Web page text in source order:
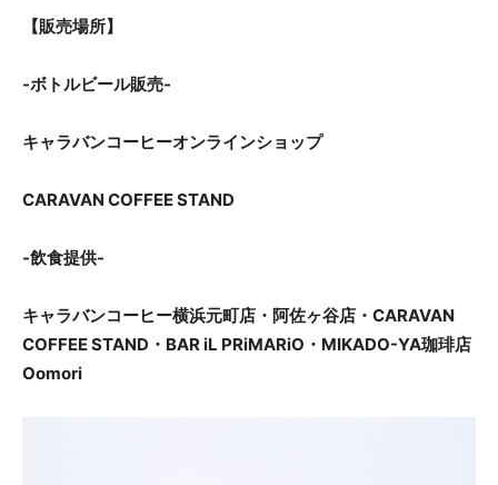
【販売場所】
-ボトルビール販売-
キャラバンコーヒーオンラインショップ
CARAVAN COFFEE STAND
-飲食提供-
キャラバンコーヒー横浜元町店・阿佐ヶ谷店・CARAVAN
COFFEE STAND・BAR iL PRiMARiO・MIKADO-YA珈琲店
Oomori